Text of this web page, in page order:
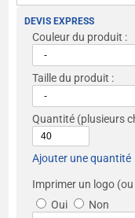
DEVIS EXPRESS
Couleur du produit :
Taille du produit :
Quantité (plusieurs
Ajouter une quantité
Imprimer un logo
Oui
Non